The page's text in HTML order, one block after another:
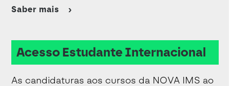
Saber mais
Acesso Estudante Internacional
As candidaturas aos cursos da NOVA IMS ao